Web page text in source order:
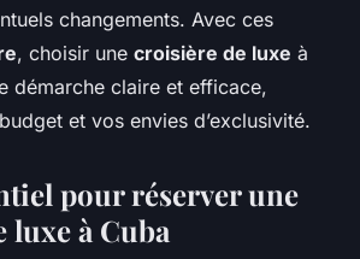
changements. Avec ces
, choisir une croisière de luxe à
démarche claire et efficace,
et vos envies d’exclusivité.
pour réserver une
luxe à Cuba